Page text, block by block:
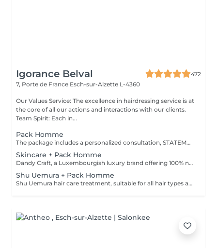
Igorance Belval
472
7, Porte de France Esch-sur-Alzette L-4360
Our Values Service: The excellence in hairdressing service is at
the core of all our actions and interactions with our clients.
Team Spirit: Each in...
Pack Homme
The package includes a personalized consultation, STATEMENT-specific shampoo and conditioner, the IGORANCE haircut (finishing on dry hair), and STATEMENT styling products. Prices are indicative and subject to confirmation after the personalized consultation with your hairdresser/stylist/specialist. Management reserves the right to make modifications for the smooth operation of the salon.
Skincare + Pack Homme
Dandy Craft, a Luxembourgish luxury brand offering 100% natural facial care products. Facial care set: Cleanser infused with aloe vera juice and ginseng Exfoliant enriched with vitamin C Moisturizing cream with shea butter + Pack Homme
Shu Uemura + Pack Homme
Shu Uemura hair care treatment, suitable for all hair types and scalp + Styling Homme Prices are indicative and subject to confirmation after a personalized consultation with your hairdresser/stylist/specialist. Management reserves the right to make modifications for the smooth operation of the salon.